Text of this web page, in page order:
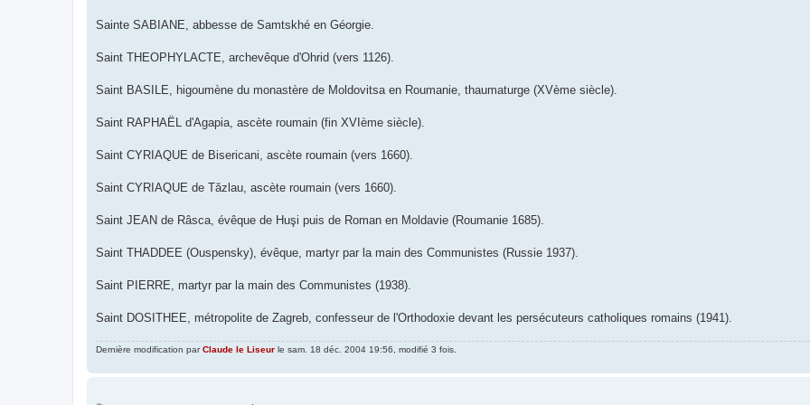
Sainte SABIANE, abbesse de Samtskhé en Géorgie.
Saint THEOPHYLACTE, archevêque d'Ohrid (vers 1126).
Saint BASILE, higoumène du monastère de Moldovitsa en Roumanie, thaumaturge (XVème siècle).
Saint RAPHAËL d'Agapia, ascète roumain (fin XVIème siècle).
Saint CYRIAQUE de Bisericani, ascète roumain (vers 1660).
Saint CYRIAQUE de Tăzlau, ascète roumain (vers 1660).
Saint JEAN de Râsca, évêque de Huşi puis de Roman en Moldavie (Roumanie 1685).
Saint THADDEE (Ouspensky), évêque, martyr par la main des Communistes (Russie 1937).
Saint PIERRE, martyr par la main des Communistes (1938).
Saint DOSITHEE, métropolite de Zagreb, confesseur de l'Orthodoxie devant les persécuteurs catholiques romains (1941).
Dernière modification parClaude le Liseur le sam. 18 déc. 2004 19:56, modifié 3 fois.